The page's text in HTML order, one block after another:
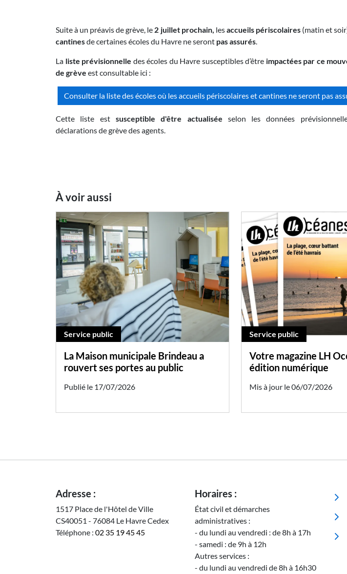
Suite à un préavis de grève, le 2 juillet prochain, lesaccueils périscolaires(matin et
cantinesde certaines écoles du Havre ne seront pas assurés.
La liste prévisionnelle des écoles du Havre susceptibles d’être impactées par ce
de grève est consultable ici :
Consulter la liste des écoles où les accueils périscolaires et cantines ne seront pas
Cette liste est susceptible d'être actualisée selon les données
déclarations de grève des agents.
À voir aussi
Service public
La Maison municipale Brindeau a
rouvert ses portes au public
Publié le 17/07/2026
Service public
Votre magazine LH
édition numérique
Mis à jour le 06/07/2026
Adresse :
1517 Place de l'Hôtel de Ville
CS40051 - 76084 Le Havre Cedex
Téléphone : 02 35 19 45 45
Horaires :
État civil et démarches
administratives :
- du lundi au vendredi : de 8h à 17h
- samedi : de 9h à 12h
Autres services :
- du lundi au vendredi de 8h à 16h30